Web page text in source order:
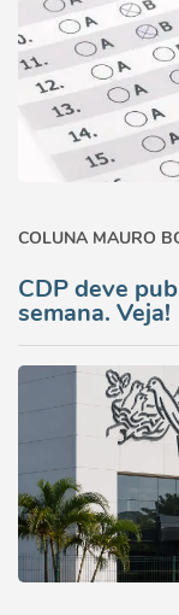
COLUNA MAURO
CDP deve
semana. Veja!